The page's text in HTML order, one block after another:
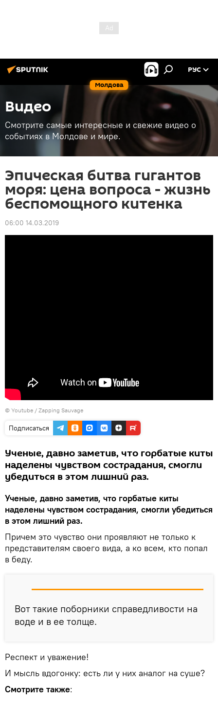
Молдова
РУС
Видео
Смотрите самые интересные и свежие видео о
событиях в Молдове и мире.
Эпическая битва гигантов
моря: цена вопроса - жизнь
беспомощного китенка
06:00 14.03.2019
© Youtube / Zapping Sauvage
Подписаться
Ученые, давно заметив, что горбатые киты
наделены чувством сострадания, смогли
убедиться в этом лишний раз.
Ученые, давно заметив, что горбатые киты
наделены чувством сострадания, смогли убедиться
в этом лишний раз.
Причем это чувство они проявляют не только к
представителям своего вида, а ко всем, кто попал
в беду.
Вот такие поборники справедливости на
воде и в ее толще.
Респект и уважение!
И мысль вдогонку: есть ли у них аналог на суше?
Смотрите также: